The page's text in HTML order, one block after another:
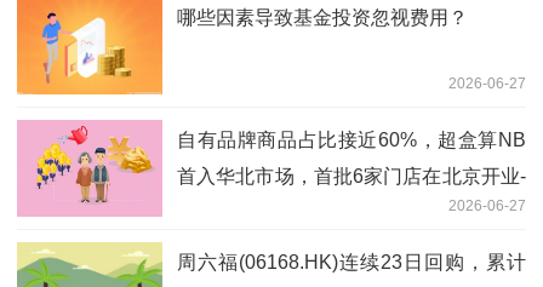
哪些因素导致基金投资忽视费用？
2026-06-27
自有品牌商品占比接近60%，超盒算NB
首入华北市场，首批6家门店在北京开业-
2026-06-27
周六福(06168.HK)连续23日回购，累计